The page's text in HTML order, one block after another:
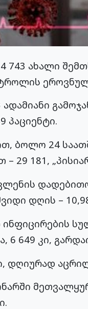
ახალი
ადამიანი
პაციენტი.
ბოლო 24
29 181,
დღის –
6 649 კი,
დღიურად